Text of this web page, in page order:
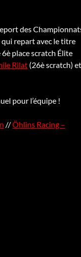
des
qui repart avec le titre
place scratch Élite
Rilat (26è scratch) et
pour l’équipe !
//Öhlins Racing –